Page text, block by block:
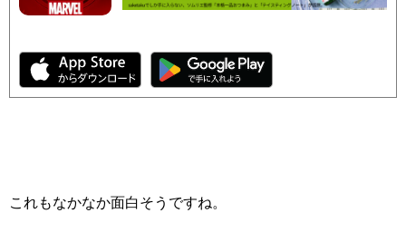
これもなかなか面白そうですね。